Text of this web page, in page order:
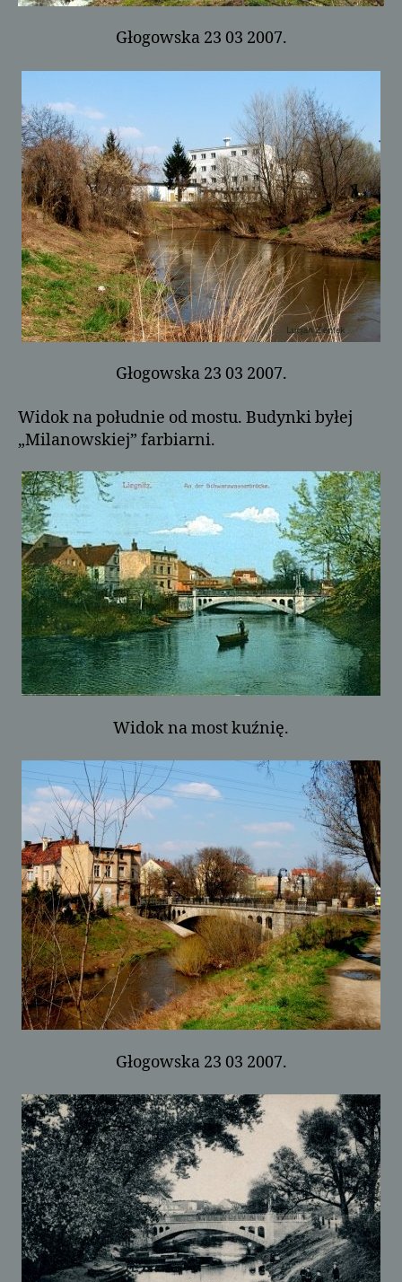
Głogowska 23 03 2007.
Głogowska 23 03 2007.
Widok na południe od mostu. Budynki byłej
„Milanowskiej” farbiarni.
Widok na most kuźnię.
Głogowska 23 03 2007.